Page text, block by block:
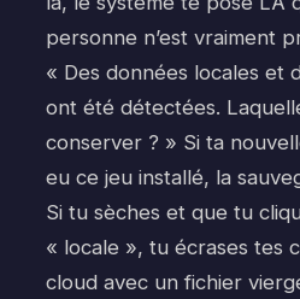
personne n’est vraiment
« Des données locales et
ont été détectées.
conserver ? » Si ta
eu ce jeu installé, la
Si tu sèches et que tu
« locale », tu écrases tes
cloud avec un fichier